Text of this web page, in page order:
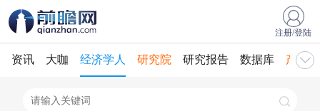
注册/登陆
资讯 大咖 经济学人 研究院 研究报告 数据库 产业